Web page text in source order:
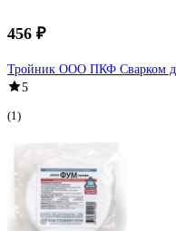
456 ₽
Тройник ООО ПКФ Сварком
5
(1)